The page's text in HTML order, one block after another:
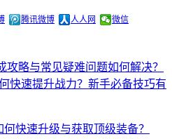
腾讯微博 人人网 微信
略与常见疑难问题如何解决？
快速提升战力？新手必备技巧有
快速升级与获取顶级装备？